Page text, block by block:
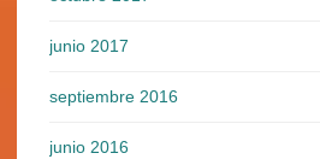
junio 2017
septiembre 2016
junio 2016